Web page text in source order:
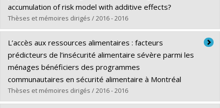
Diplôme obtenu :Ph. D.
Lien vers le document dans Papyrus
accumulation of risk model with additive effects?
Thèses et mémoires dirigés / 2016 - 2016
Diplômé(e) :Juneau, Carl-Etienne
Cycle :Doctorat
Diplôme obtenu :Ph. D.
Lien vers le document dans Papyrus
L’accès aux ressources alimentaires : facteurs
prédicteurs de l’insécurité alimentaire sévère parmi les
ménages bénéficiers des programmes
communautaires en sécurité alimentaire à Montréal
Thèses et mémoires dirigés / 2016 - 2016